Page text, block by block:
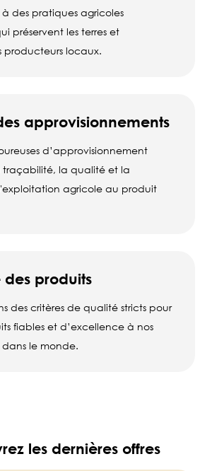
des pratiques agricoles
préservent les terres et
producteurs locaux.
approvisionnements
d’approvisionnement
traçabilité, la qualité et la
agricole au produit
des produits
des critères de qualité stricts pour
fiables et d’excellence à nos
le monde.
les dernières offres